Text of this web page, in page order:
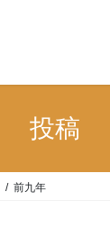
投稿
前九年